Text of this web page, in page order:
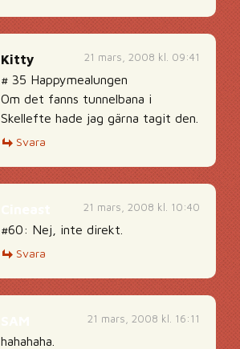
21 mars, 2008 kl. 09:41
Kitty
# 35 Happymealungen
Om det fanns tunnelbana i
Skellefte hade jag gärna tagit den.
Svara
21 mars, 2008 kl. 10:40
#60: Nej, inte direkt.
Svara
21 mars, 2008 kl. 16:11
hahahaha.